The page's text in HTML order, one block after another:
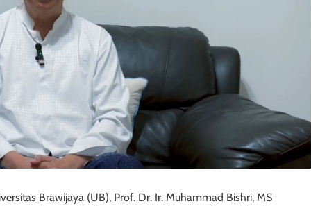
Brawijaya (UB), Prof. Dr. Ir. Muhammad Bishri, MS